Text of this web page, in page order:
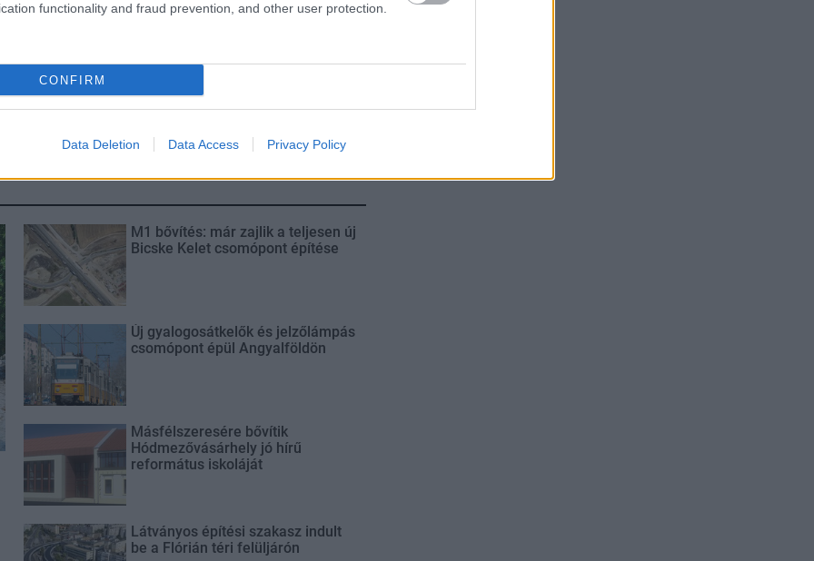
functionality and fraud prevention, and other user protection.
CONFIRM
Data Deletion Data Access Privacy Policy
az éjszakai
ad okot
Paks: hétfőn és talán még
utolsó turbina
M1 bővítés: már zajlik a teljesen új
Bicske Kelet csomópont építése
Új gyalogosátkelők és jelzőlámpás
csomópont épül Angyalföldön
Másfélszeresére bővítik
Hódmezővásárhely jó hírű
református iskoláját
Látványos építési szakasz indult
be a Flórián téri felüljárón